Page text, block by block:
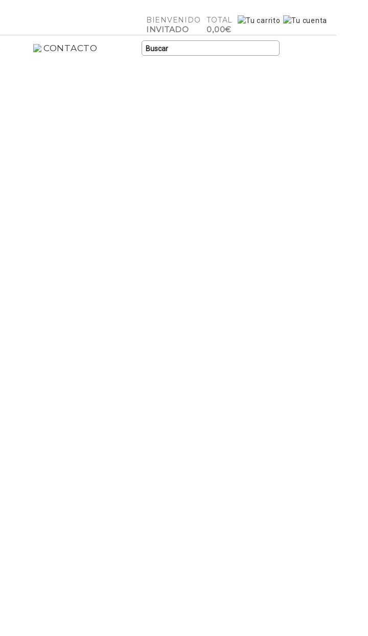
TOTAL
0,00€
BIENVENIDO
INVITADO
CONTACTO